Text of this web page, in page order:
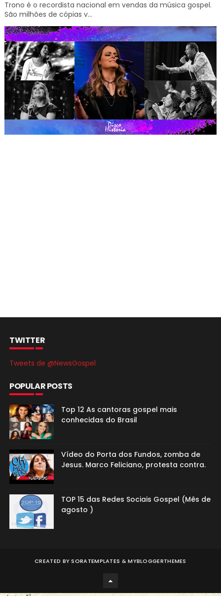
Trono é o recordista nacional em vendas da música gospel.
São milhões de cópias v...
TWITTER
Tweets de @NewsGospel
POPULAR POSTS
Top 12 As cantoras gospel mais
conhecidas do Brasil
Vídeo do Porta dos Fundos, zomba de
Jesus. Marco Feliciano, protesta contra.
TOP 15 das Redes Sociais Gospel (Mês de
agosto )
CREATED BYSORATEMPLATES &MYBLOGGERTHEMES